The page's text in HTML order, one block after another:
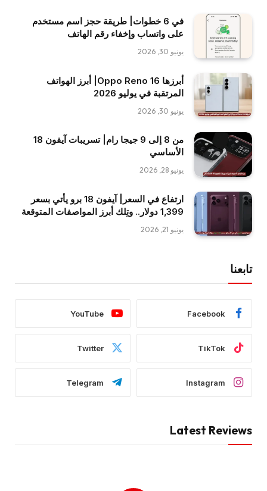
في 6 خطوات| طريقة حجز اسم مستخدم
على واتساب وإخفاء رقم الهاتف
يونيو 30, 2026
أبرزها Oppo Reno 16| أبرز الهواتف
المرتقبة في يوليو 2026
يونيو 30, 2026
من 8 إلى 9 جيجا رام| تسريبات آيفون 18
الأساسي
يونيو 28, 2026
ارتفاع في السعر| آيفون 18 برو يأتي بسعر
1,399 دولار.. وتِلك أبرز المواصفات المتوقعة
يونيو 21, 2026
تابعنا
Facebook
YouTube
TikTok
Twitter
Instagram
Telegram
Latest Reviews